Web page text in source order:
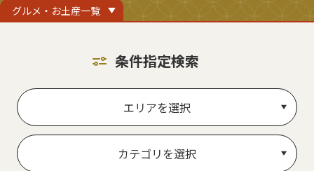
グルメ・お土産一覧
条件指定検索
エリアを選択
カテゴリを選択